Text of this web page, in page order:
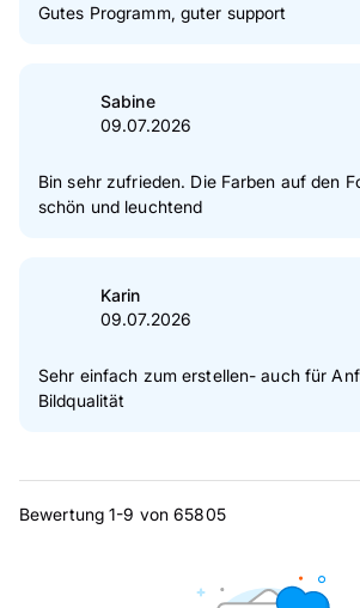
Gutes Programm, guter support
Sabine
09.07.2026
Bin sehr zufrieden. Die Farben auf den
schön und leuchtend
Karin
09.07.2026
Sehr einfach zum erstellen- auch für
Bildqualität
Bewertung 1-9 von 65805